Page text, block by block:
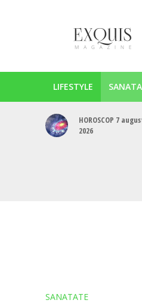
LIFESTYLE
HOROSCOP 7
2026
SANATATE